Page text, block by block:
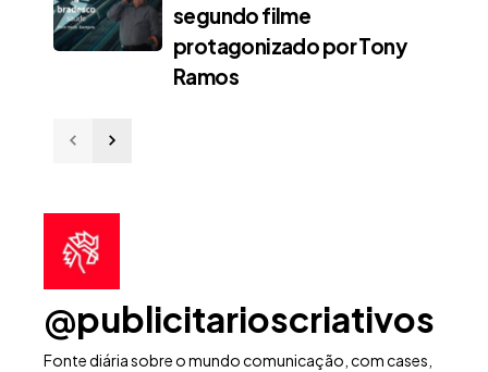
segundo filme
protagonizado por Tony
Ramos
@publicitarioscriativos
Fonte diária sobre o mundo comunicação, com cases,